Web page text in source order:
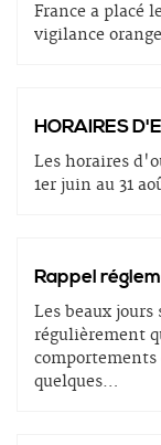
France a placé
vigilance
HORAIRES
Les horaires
1er juin au 31
Rappel
Les beaux
régulièrement
comportements
quelques…